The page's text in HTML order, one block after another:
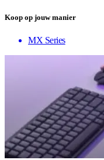
Koop op jouw manier
MX Series